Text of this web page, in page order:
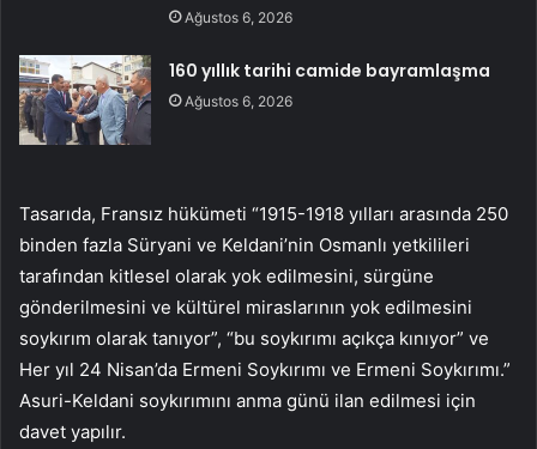
Ağustos 6, 2026
160 yıllık tarihi camide bayramlaşma
Ağustos 6, 2026
Tasarıda, Fransız hükümeti “1915-1918 yılları arasında 250
binden fazla Süryani ve Keldani’nin Osmanlı yetkilileri
tarafından kitlesel olarak yok edilmesini, sürgüne
gönderilmesini ve kültürel miraslarının yok edilmesini
soykırım olarak tanıyor”, “bu soykırımı açıkça kınıyor” ve
Her yıl 24 Nisan’da Ermeni Soykırımı ve Ermeni Soykırımı.”
Asuri-Keldani soykırımını anma günü ilan edilmesi için
davet yapılır.